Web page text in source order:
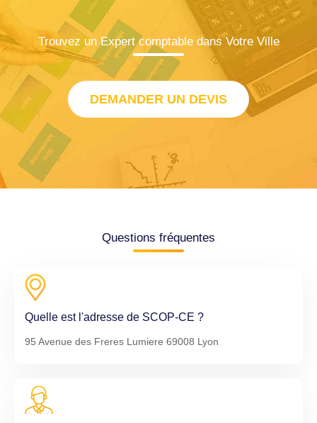
Trouvez un Expert comptable dans Votre Ville
DEMANDER UN DEVIS
Questions fréquentes
Quelle est l'adresse de SCOP-CE ?
95 Avenue des Freres Lumiere 69008 Lyon